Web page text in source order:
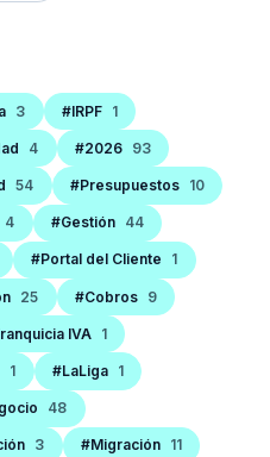
3 #IRPF 1
4 #2026 93
54 #Presupuestos 10
4 #Gestión 44
#Portal del Cliente 1
25 #Cobros 9
IVA 1
1 #LaLiga 1
48
3 #Migración 11